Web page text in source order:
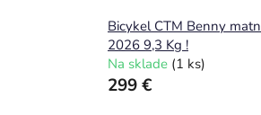
Bicykel CTM Benny
2026 9,3 Kg !
Na sklade (1 ks)
299 €